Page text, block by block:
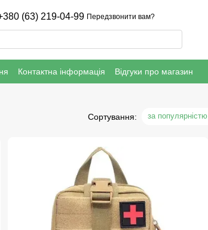
(63) 219-04-99 Передзвонити вам?
Контактна інформація
Відгуки про магазин
Сортування: за популярністю